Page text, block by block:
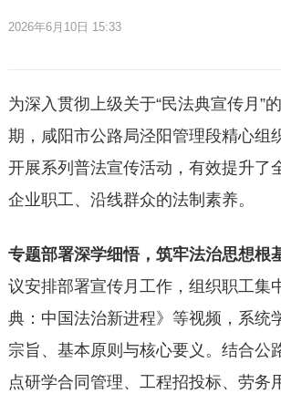
2026年6月10日 15:33
为深入贯彻上级关于“民法典宣传月”
期，咸阳市公路局泾阳管理段精心组
开展系列普法宣传活动，有效提升了
企业职工、沿线群众的法制素养。
专题部署深学细悟，筑牢法治思想根
议安排部署宣传月工作，组织职工集
典：中国法治新进程》等视频，系统
宗旨、基本原则与核心要义。结合公
点研学合同管理、工程招投标、劳务